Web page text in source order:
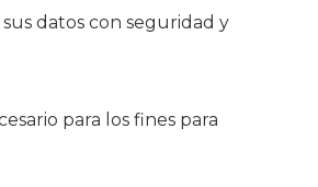
datos con seguridad y
para los fines para